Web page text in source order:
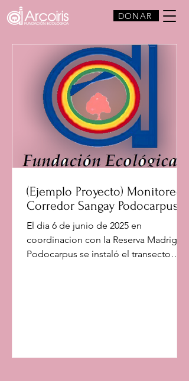
DONAR
(Ejemplo Proyecto) Monitoreo
Corredor Sangay Podocarpus
El dia 6 de junio de 2025 en
coordinacion con la Reserva Madrigal
Podocarpus se instaló el transecto